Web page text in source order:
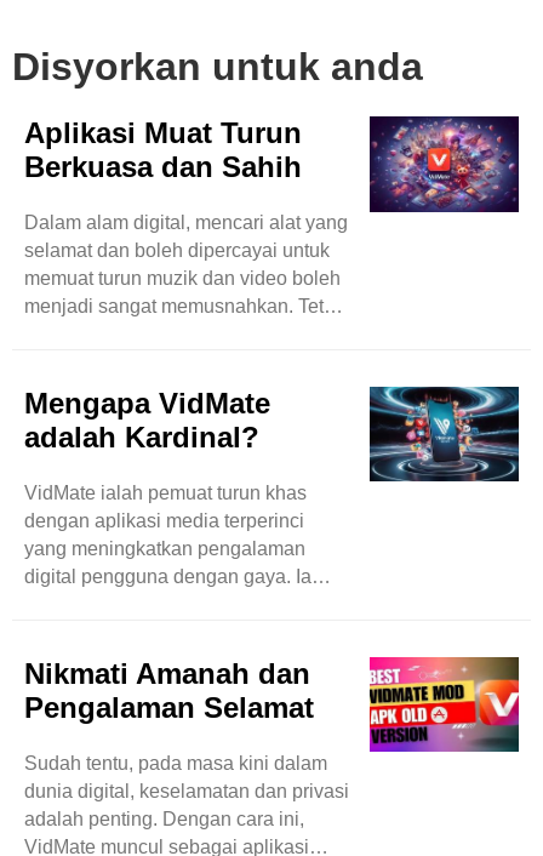
Disyorkan untuk anda
Aplikasi Muat Turun
Berkuasa dan Sahih
Dalam alam digital, mencari alat yang
selamat dan boleh dipercayai untuk
memuat turun muzik dan video boleh
menjadi sangat memusnahkan. Tetapi
pesaingnya dalam masa yang
singkat. Anda boleh mengharapkan
muat turun muzik dan video dengan
web berasaskan video seperti
Instagram, DailyMotion dan banyak
lagi. Dengan VidMate, tiada yang
terhad kerana ia merupakan platform
Mengapa VidMate
adalah Kardinal?
VidMate ialah pemuat turun khas
dengan aplikasi media terperinci
yang meningkatkan pengalaman
digital pengguna dengan gaya. Ia
secara spontan dan dalam kelompok
untuk menjimatkan masa pengguna
dan meningkatkan produktiviti
memuat turun imej, muzik dan video
walaupun di latar belakang dan
sementara itu boleh mengakses apl
Nikmati Amanah dan
Pengalaman Selamat
Sudah tentu, pada masa kini dalam
dunia digital, keselamatan dan privasi
adalah penting. Dengan cara ini,
VidMate muncul sebagai aplikasi